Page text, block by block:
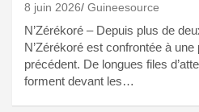
8 juin 2026 Guineesource
N’Zérékoré – Depuis plus de
N’Zérékoré est confrontée à
précédent. De longues files
forment devant les…